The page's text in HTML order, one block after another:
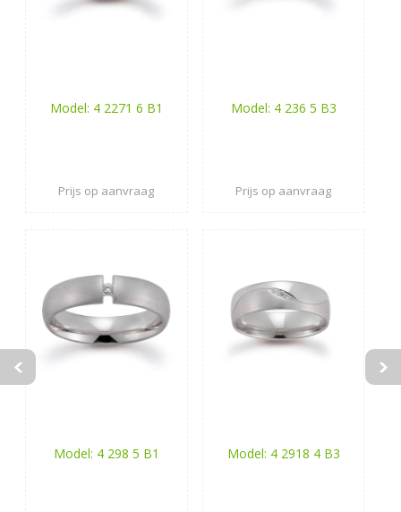
Model: 4 2271 6 B1
Prijs op aanvraag
Model: 4 236 5 B3
Prijs op aanvraag
Model: 4 298 5 B1 Model: 4 2918 4 B3